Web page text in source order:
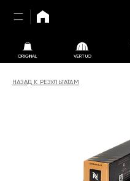
ORIGINAL VERTUO
НАЗАД К РЕЗУЛЬТАТАМ